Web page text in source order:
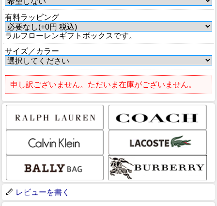
有料ラッピング
ラルフローレンギフトボックスです。
サイズ／カラー
申し訳ございません。ただいま在庫がございません。
レビューを書く